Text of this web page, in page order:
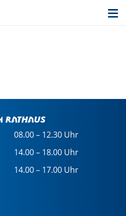
Rathaus
08.00 – 12.30 Uhr
14.00 – 18.00 Uhr
14.00 – 17.00 Uhr